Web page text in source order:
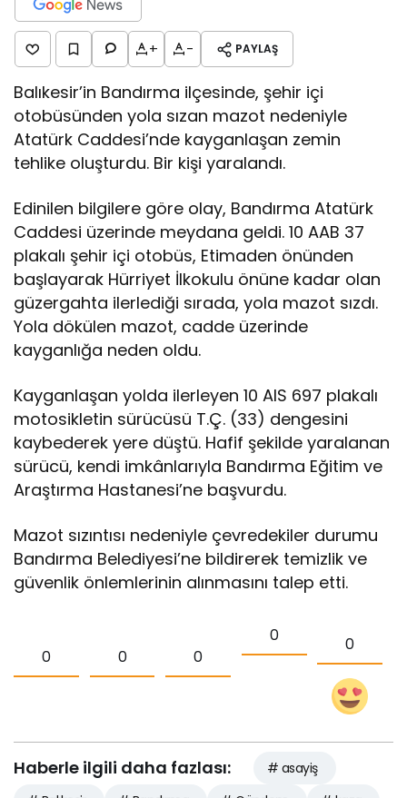
+ - PAYLAŞ
Balıkesir’in Bandırma ilçesinde, şehir içi
otobüsünden yola sızan mazot nedeniyle
Atatürk Caddesi’nde kayganlaşan zemin
tehlike oluşturdu. Bir kişi yaralandı.
Edinilen bilgilere göre olay, Bandırma Atatürk
Caddesi üzerinde meydana geldi. 10 AAB 37
plakalı şehir içi otobüs, Etimaden önünden
başlayarak Hürriyet İlkokulu önüne kadar olan
güzergahta ilerlediği sırada, yola mazot sızdı.
Yola dökülen mazot, cadde üzerinde
kayganlığa neden oldu.
Kayganlaşan yolda ilerleyen 10 AIS 697 plakalı
motosikletin sürücüsü T.Ç. (33) dengesini
kaybederek yere düştü. Hafif şekilde yaralanan
sürücü, kendi imkânlarıyla Bandırma Eğitim ve
Araştırma Hastanesi’ne başvurdu.
Mazot sızıntısı nedeniyle çevredekiler durumu
Bandırma Belediyesi’ne bildirerek temizlik ve
güvenlik önlemlerinin alınmasını talep etti.
0 0 0
0 0
Haberle ilgili daha fazlası:
# asayiş